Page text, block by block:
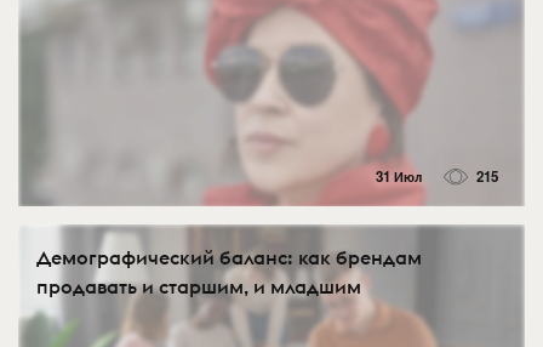
31 Июл 215
Демографический баланс: как брендам
продавать и старшим, и младшим